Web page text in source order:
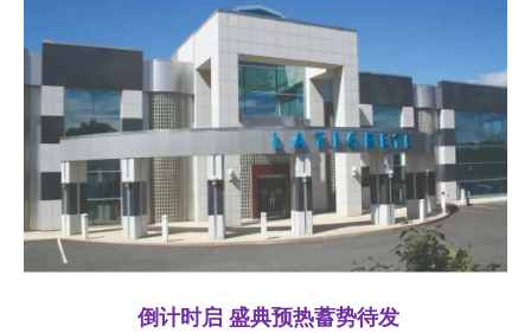
倒计时启 盛典预热蓄势待发